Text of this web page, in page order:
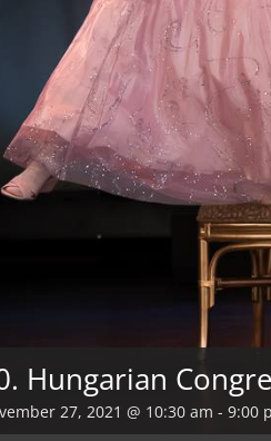
Hungarian
27, 2021 @ 10:30 am - 9:00